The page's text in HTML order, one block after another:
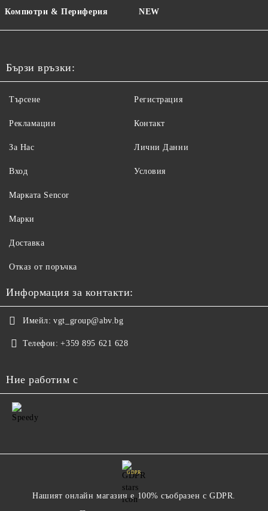
Компютри & Периферия NEW
Бързи връзки:
Търсене
Рекламации
За Нас
Вход
Регистрация
Контакт
Лични Данни
Условия
Maрката Sencor
Марки
Доставка
Отказ от поръчка
Информация за контакти:
Имейл: vgt_group@abv.bg
Телефон: +359 895 621 628
Ние работим с
GDPR
Нашият онлайн магазин е 100% съобразен с GDPR.